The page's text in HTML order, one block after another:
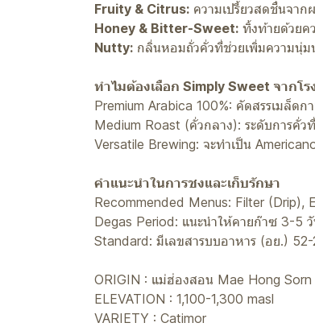
Fruity & Citrus: ความเปรี้ยวสดชื่นจาก
Honey & Bitter-Sweet: ทิ้งท้ายด้วยค
Nutty: กลิ่นหอมถั่วคั่วที่ช่วยเพิ่มความนุ่ม
ทำไมต้องเลือก Simply Sweet จากโร
Premium Arabica 100%: คัดสรรเมล็ด
Medium Roast (คั่วกลาง): ระดับการ
Versatile Brewing: จะทำเป็น
คำแนะนำในการชงและเก็บรักษา
Recommended Menus: Filter (Drip),
Degas Period: แนะนำให้คายก๊าซ 3-5
Standard: มีเลขสารบบอาหาร (อย.)
ORIGIN : แม่ฮ่องสอน Mae Hong Sorn
ELEVATION : 1,100-1,300 masl
VARIETY : Catimor